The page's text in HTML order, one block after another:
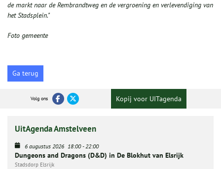
de markt naar de Rembrandtweg en de vergroening en verlevendiging van
het Stadsplein."
Foto gemeente
Ga terug
Volg ons Kopij voor UITagenda
UitAgenda Amstelveen
6 augustus 2026 18:00-22:00
Dungeons and Dragons (D&D) in De Blokhut van Elsrijk
Stadsdorp Elsrijk